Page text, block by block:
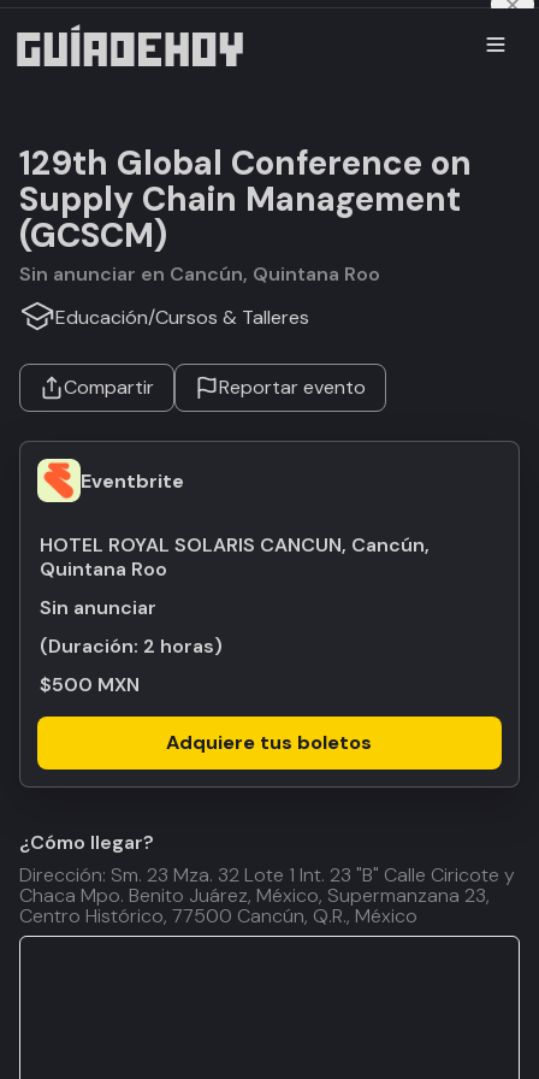
129th Global Conference on
Supply Chain Management
(GCSCM)
Sin anunciar en Cancún, Quintana Roo
Educación/Cursos & Talleres
Compartir Reportar evento
Eventbrite
HOTEL ROYAL SOLARIS CANCUN, Cancún,
Quintana Roo
Sin anunciar
(Duración: 2 horas)
$500 MXN
Adquiere tus boletos
¿Cómo llegar?
Dirección: Sm. 23 Mza. 32 Lote 1 Int. 23 "B" Calle Ciricote y
Chaca Mpo. Benito Juárez, México, Supermanzana 23,
Centro Histórico, 77500 Cancún, Q.R., México